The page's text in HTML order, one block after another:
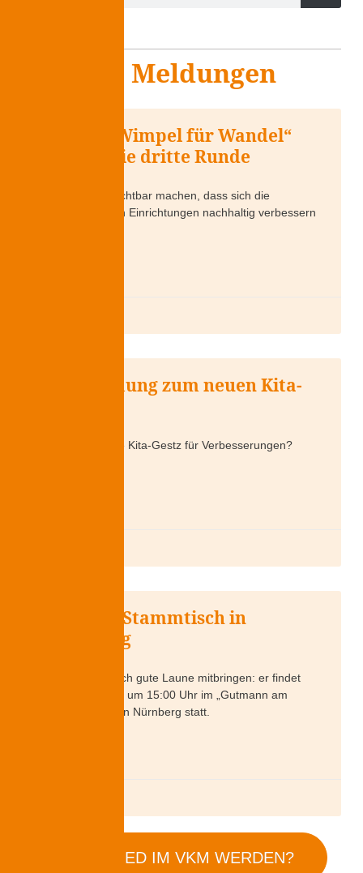
Weitere Meldungen
Aktion „Wimpel für Wandel“
geht in die dritte Runde
Gemeinsam sichtbar machen, dass sich die
Situation in den Einrichtungen nachhaltig verbessern
Abstimmung zum neuen Kita-
Sorgt das neue Kita-Gestz für Verbesserungen?
Rentner-Stammtisch in
Nürnberg
Zum Stammtisch gute Laune mitbringen: er findet
am 06.08.2026 um 15:00 Uhr im „Gutmann am
Dutzendteich“ in Nürnberg statt.
MITGLIED IM VKM WERDEN?